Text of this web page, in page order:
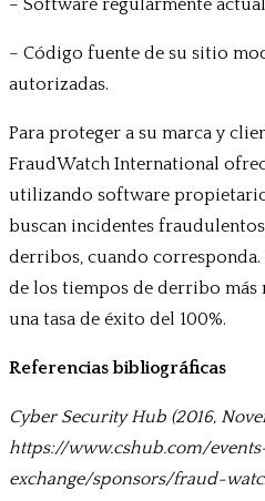
– Software regularmente
– Código fuente de su sitio
autorizadas.
Para proteger a su marca y
FraudWatch International
utilizando software
buscan incidentes
derribos, cuando corresponda.
de los tiempos de derribo
una tasa de éxito del 100%.
Referencias bibliográficas
Cyber Security Hub (2016,
https://www.cshub.com/
exchange/sponsors/fraud-